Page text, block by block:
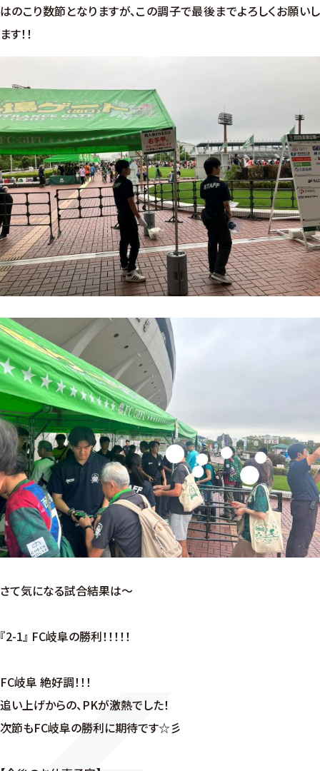
はのこり数節となりますが、この調子で最後までよろしくお願いし
ます！！
さて気になる試合結果は～
『2-1』 FC岐阜の勝利！！！！！
FC岐阜 絶好調！！！
追い上げからの、PKが激熱でした！
次節もFC岐阜の勝利に期待です☆彡